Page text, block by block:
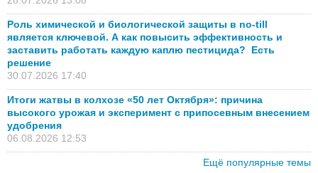
Роль химической и биологической защиты в no-till
является ключевой. А как повысить эффективность и
заставить работать каждую каплю пестицида? Есть
решение
30.07.2026 17:40
Итоги жатвы в колхозе «50 лет Октября»: причина
высокого урожая и эксперимент с припосевным внесением
удобрения
06.08.2026 12:53
Ещё популярные темы